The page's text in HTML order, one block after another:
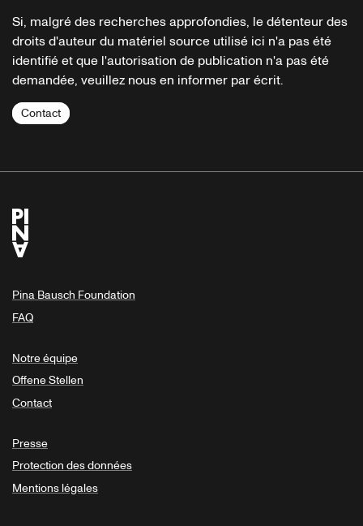
Si, malgré des recherches approfondies, le détenteur des
droits d'auteur du matériel source utilisé ici n'a pas été
identifié et que l'autorisation de publication n'a pas été
demandée, veuillez nous en informer par écrit.
Contact
Pina Bausch Foundation
FAQ
Notre équipe
Offene Stellen
Contact
Presse
Protection des données
Mentions légales